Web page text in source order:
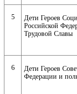
5
Дети Героев
Российской
Трудовой Славы
6
Дети Героев
Федерации и